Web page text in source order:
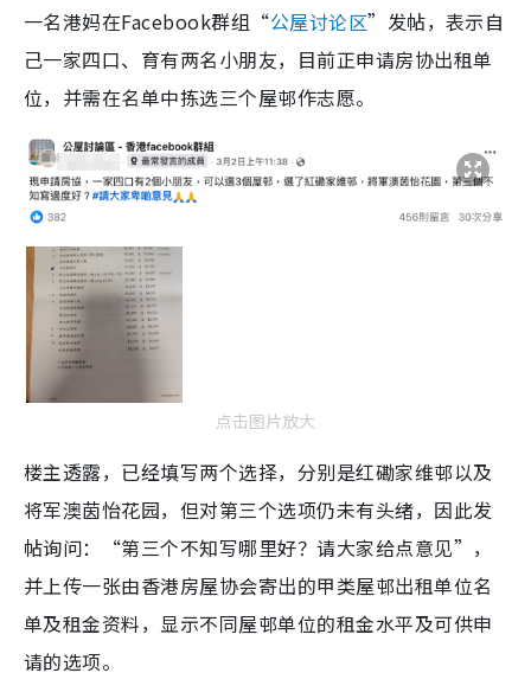
一名港妈在Facebook群组“公屋讨论区”发帖，表示自
己一家四口、育有两名小朋友，目前正申请房协出租单
位，并需在名单中拣选三个屋邨作志愿。
点击图片放大
楼主透露，已经填写两个选择，分别是红磡家维邨以及
将军澳茵怡花园，但对第三个选项仍未有头绪，因此发
帖询问：“第三个不知写哪里好？请大家给点意见”，
并上传一张由香港房屋协会寄出的甲类屋邨出租单位名
单及租金资料，显示不同屋邨单位的租金水平及可供申
请的选项。